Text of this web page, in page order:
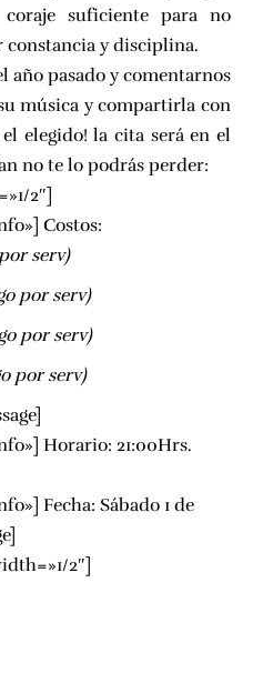
suficiente para no
constancia y disciplina.
año pasado y comentarnos
música y compartirla con
el elegido! la cita será en el
no te lo podrás perder:
2″]
Costos:
serv)
por serv)
por serv)
por serv)
Horario: 21:00Hrs.
Fecha: Sábado 1 de
2″]